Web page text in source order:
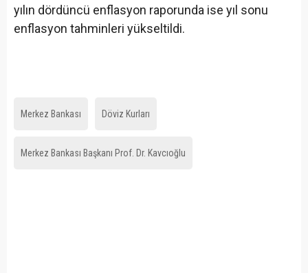
yılın dördüncü enflasyon raporunda ise yıl sonu
enflasyon tahminleri yükseltildi.
Merkez Bankası Döviz Kurları
Merkez Bankası Başkanı Prof. Dr. Kavcıoğlu